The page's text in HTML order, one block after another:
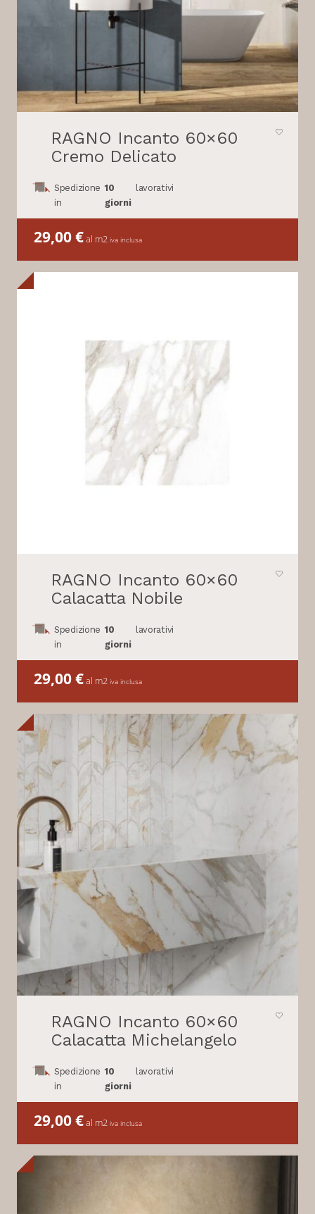
RAGNO Incanto 60×60
Cremo Delicato
Spedizione
in
10
giorni
lavorativi
29,00€al m2 iva inclusa
RAGNO Incanto 60×60
Calacatta Nobile
Spedizione
in
10
giorni
lavorativi
29,00€al m2 iva inclusa
RAGNO Incanto 60×60
Calacatta Michelangelo
Spedizione
in
10
giorni
lavorativi
29,00€al m2 iva inclusa